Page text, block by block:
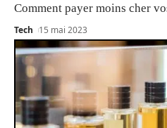
Comment payer moins cher
Tech 15 mai 2023